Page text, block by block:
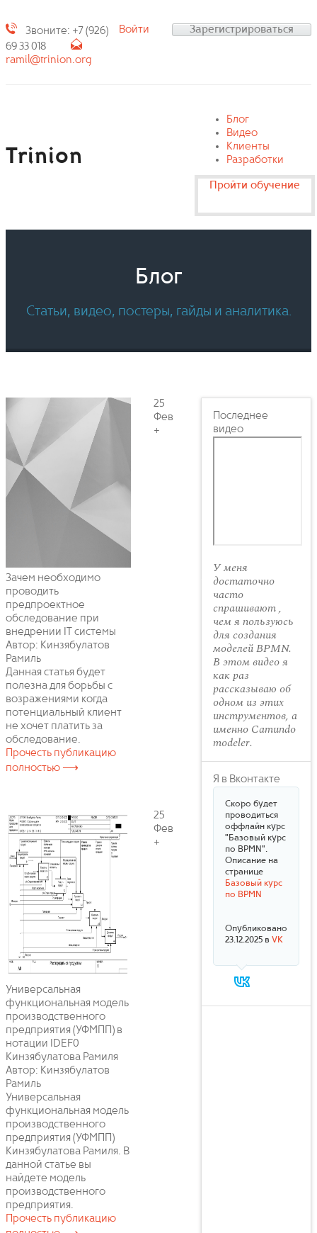
Звоните: +7 (926)
69 33 018
ramil@trinion.org
Войти Зарегистрироваться
Trinion
Блог
Видео
Клиенты
Разработки
Пройти обучение
Блог
Статьи, видео, постеры, гайды и аналитика.
Зачем необходимо
проводить
предпроектное
обследование при
внедрении IT системы
Автор: Кинзябулатов
Рамиль
Данная статья будет
полезна для борьбы с
возражениями когда
потенциальный клиент
не хочет платить за
обследование.
Прочесть публикацию
полностью ⟶
25
Фев
+
Универсальная
функциональная модель
производственного
предприятия (УФМПП) в
нотации IDEF0
Кинзябулатова Рамиля
Автор: Кинзябулатов
Рамиль
Универсальная
функциональная модель
производственного
предприятия (УФМПП)
Кинзябулатова Рамиля. В
данной статье вы
найдете модель
производственного
предприятия.
Прочесть публикацию
25
Фев
+
Последнее
видео
У меня
достаточно
часто
спрашивают ,
чем я пользуюсь
для создания
моделей BPMN.
В этом видео я
как раз
рассказываю об
одном из этих
инструментов, а
именно Camundo
modeler.
Я в Вконтакте
Скоро будет
проводиться
оффлайн курс
"Базовый курс
по BPMN".
Описание на
странице
Базовый курс
по BPMN
Опубликовано
23.12.2025 в VK